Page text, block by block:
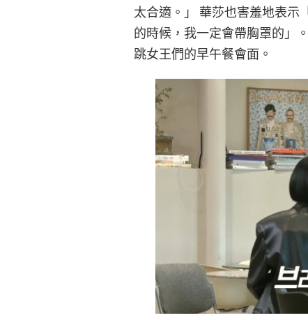
太合適。」 華莎也害羞地表示
的時候，我一定會帶胸罩的」
跳女王們的早午餐會面。